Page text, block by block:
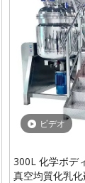
ビデオ
300L 化学ボデ
真空均質化乳